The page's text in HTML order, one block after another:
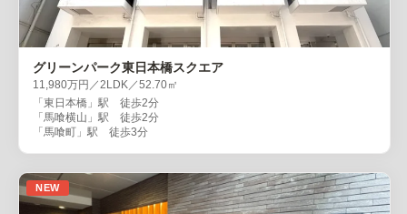
グリーンパーク東日本橋スクエア
11,980万円／2LDK／52.70㎡
「東日本橋」駅 徒歩2分
「馬喰横山」駅 徒歩2分
「馬喰町」駅 徒歩3分
NEW